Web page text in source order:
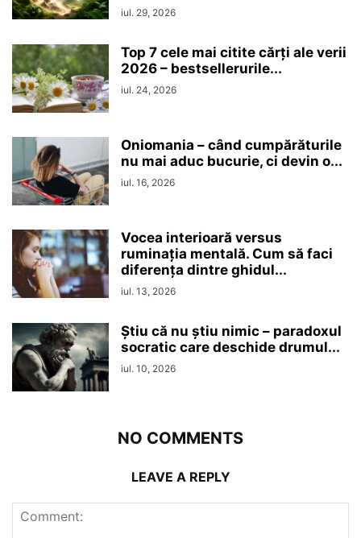
iul. 29, 2026
Top 7 cele mai citite cărți ale verii
2026 – bestsellerurile...
iul. 24, 2026
Oniomania – când cumpărăturile
nu mai aduc bucurie, ci devin o...
iul. 16, 2026
Vocea interioară versus
ruminaţia mentală. Cum să faci
diferența dintre ghidul...
iul. 13, 2026
Ştiu că nu ştiu nimic – paradoxul
socratic care deschide drumul...
iul. 10, 2026
NO COMMENTS
LEAVE A REPLY